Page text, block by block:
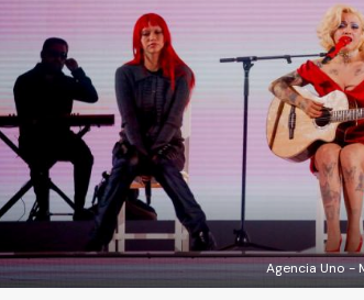
Agencia Uno -